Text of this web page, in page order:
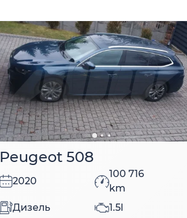
Peugeot 508
2020
100 716
km
Дизель
1.5l